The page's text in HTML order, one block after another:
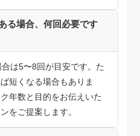
る場合、何回必要です
は5〜8回が目安です。た
短くなる場合もありま
年数と目的をお伝えいた
をご提案します。